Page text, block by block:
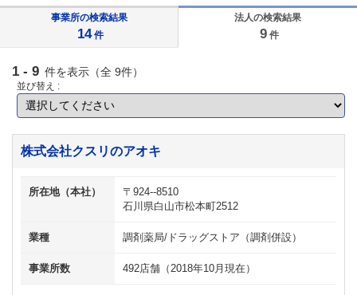
事業所の検索結果
14 件
法人の検索結果
9 件
1 - 9 件を表示（全 9件）
並び替え :
株式会社クスリのアオキ
所在地（本社）
〒924--8510
石川県白山市松本町2512
業種 調剤薬局/ドラッグストア（調剤併設）
事業所数 492店舗（2018年10月現在）